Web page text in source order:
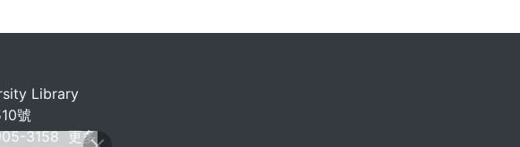
Library
號
3158更多